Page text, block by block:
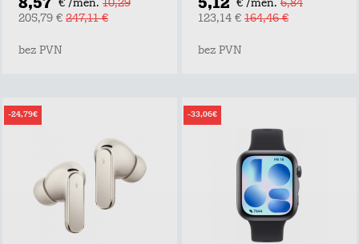
€ /mēn. 10,29
205,79 € 247,11 €
bez PVN
€ /mēn. 6,84
123,14 € 164,46 €
bez PVN
-24,79€ -33,06€